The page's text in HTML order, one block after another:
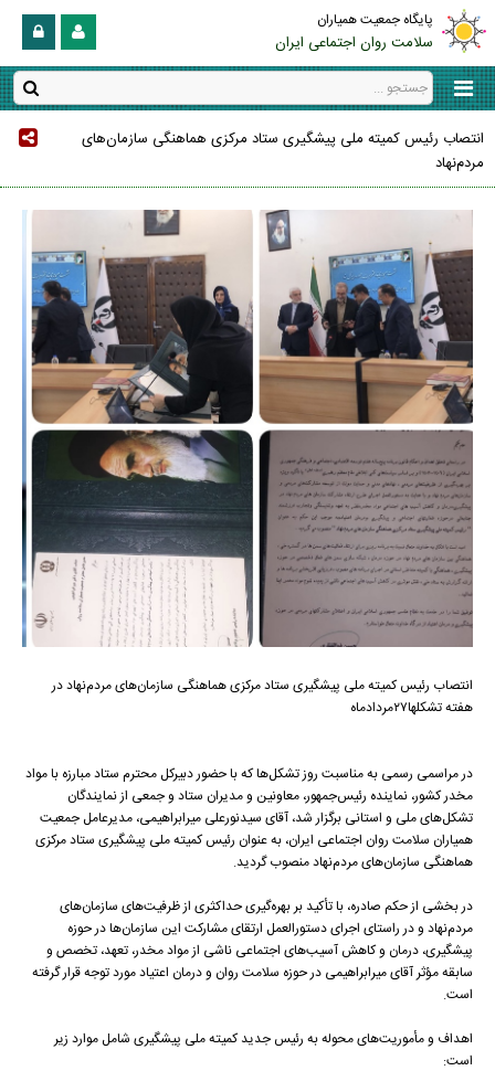
پایگاه جمعیت همیاران
سلامت روان اجتماعی ایران
انتصاب رئیس کمیته ملی پیشگیری ستاد مرکزی هماهنگی سازمان‌های
مردم‌نهاد
انتصاب رئیس کمیته ملی پیشگیری ستاد مرکزی هماهنگی سازمان‌های مردم‌نهاد در
هفته تشکلها۲۷مردادماه
در مراسمی رسمی به مناسبت روز تشکل‌ها که با حضور دبیرکل محترم ستاد مبارزه با مواد
مخدر کشور، نماینده رئیس‌جمهور، معاونین و مدیران ستاد و جمعی از نمایندگان
تشکل‌های ملی و استانی برگزار شد، آقای سیدنورعلی میرابراهیمی، مدیرعامل جمعیت
همیاران سلامت روان اجتماعی ایران، به عنوان رئیس کمیته ملی پیشگیری ستاد مرکزی
هماهنگی سازمان‌های مردم‌نهاد منصوب گردید.
در بخشی از حکم صادره، با تأکید بر بهره‌گیری حداکثری از ظرفیت‌های سازمان‌های
مردم‌نهاد و در راستای اجرای دستورالعمل ارتقای مشارکت این سازمان‌ها در حوزه
پیشگیری، درمان و کاهش آسیب‌های اجتماعی ناشی از مواد مخدر، تعهد، تخصص و
سابقه مؤثر آقای میرابراهیمی در حوزه سلامت روان و درمان اعتیاد مورد توجه قرار گرفته
است.
اهداف و مأموریت‌های محوله به رئیس جدید کمیته ملی پیشگیری شامل موارد زیر
است: